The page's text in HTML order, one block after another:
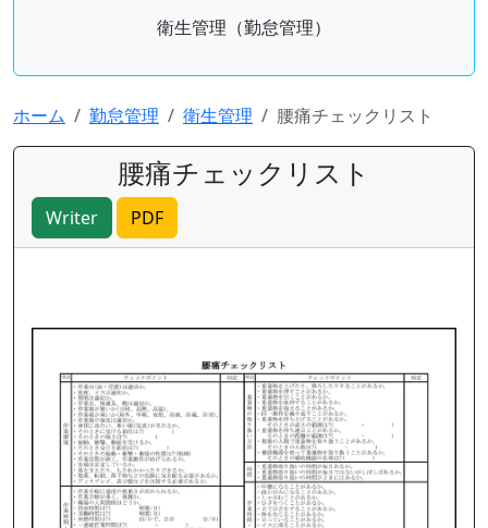
衛生管理（勤怠管理）
ホーム 勤怠管理 衛生管理 腰痛チェックリスト
腰痛チェックリスト
Writer PDF